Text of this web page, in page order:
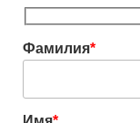
Фамилия*